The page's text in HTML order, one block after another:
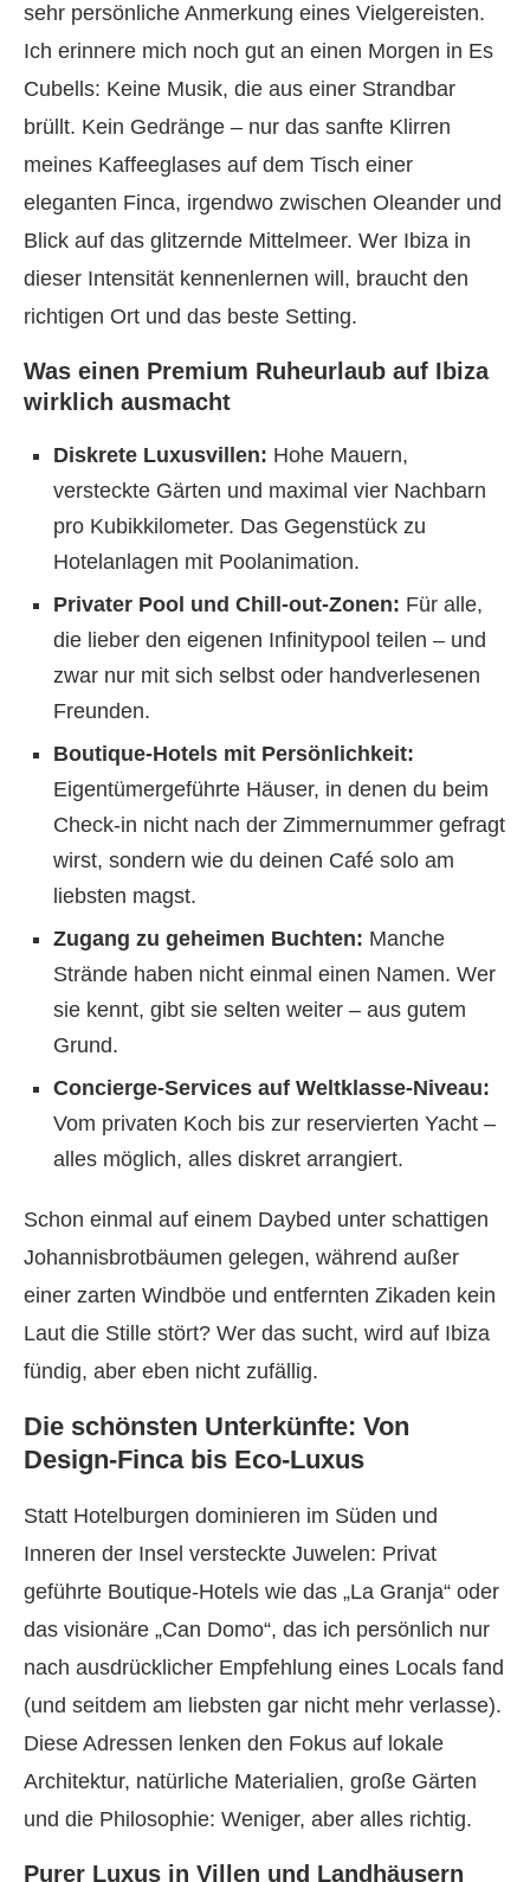
sehr persönliche Anmerkung eines Vielgereisten.
Ich erinnere mich noch gut an einen Morgen in Es
Cubells: Keine Musik, die aus einer Strandbar
brüllt. Kein Gedränge – nur das sanfte Klirren
meines Kaffeeglases auf dem Tisch einer
eleganten Finca, irgendwo zwischen Oleander und
Blick auf das glitzernde Mittelmeer. Wer Ibiza in
dieser Intensität kennenlernen will, braucht den
richtigen Ort und das beste Setting.
Was einen Premium Ruheurlaub auf Ibiza
wirklich ausmacht
Diskrete Luxusvillen: Hohe Mauern,
versteckte Gärten und maximal vier Nachbarn
pro Kubikkilometer. Das Gegenstück zu
Hotelanlagen mit Poolanimation.
Privater Pool und Chill-out-Zonen: Für alle,
die lieber den eigenen Infinitypool teilen – und
zwar nur mit sich selbst oder handverlesenen
Freunden.
Boutique-Hotels mit Persönlichkeit:
Eigentümergeführte Häuser, in denen du beim
Check-in nicht nach der Zimmernummer gefragt
wirst, sondern wie du deinen Café solo am
liebsten magst.
Zugang zu geheimen Buchten: Manche
Strände haben nicht einmal einen Namen. Wer
sie kennt, gibt sie selten weiter – aus gutem
Grund.
Concierge-Services auf Weltklasse-Niveau:
Vom privaten Koch bis zur reservierten Yacht –
alles möglich, alles diskret arrangiert.
Schon einmal auf einem Daybed unter schattigen
Johannisbrotbäumen gelegen, während außer
einer zarten Windböe und entfernten Zikaden kein
Laut die Stille stört? Wer das sucht, wird auf Ibiza
fündig, aber eben nicht zufällig.
Die schönsten Unterkünfte: Von
Design-Finca bis Eco-Luxus
Statt Hotelburgen dominieren im Süden und
Inneren der Insel versteckte Juwelen: Privat
geführte Boutique-Hotels wie das „La Granja“ oder
das visionäre „Can Domo“, das ich persönlich nur
nach ausdrücklicher Empfehlung eines Locals fand
(und seitdem am liebsten gar nicht mehr verlasse).
Diese Adressen lenken den Fokus auf lokale
Architektur, natürliche Materialien, große Gärten
und die Philosophie: Weniger, aber alles richtig.
Purer Luxus in Villen und Landhäusern